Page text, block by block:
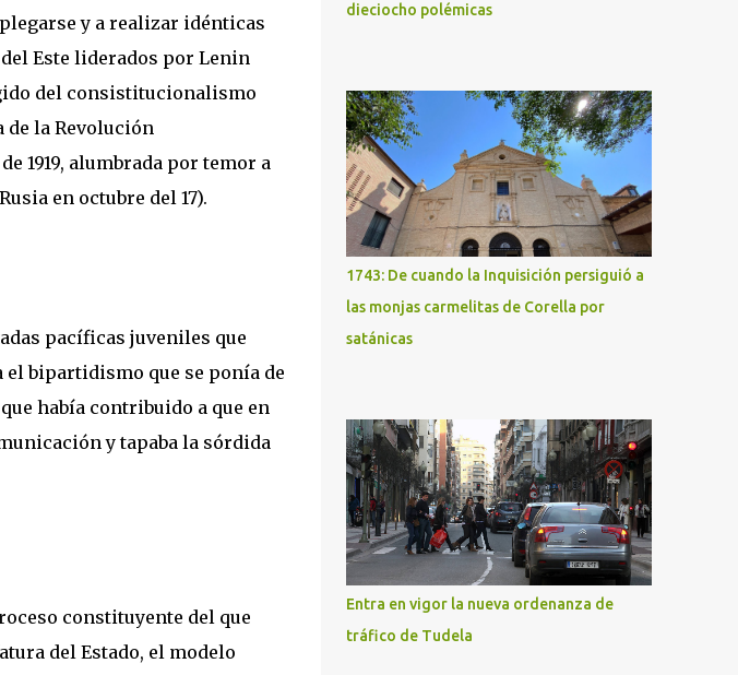
y a realizar idénticas
Este liderados por Lenin
del consistitucionalismo
de la Revolución
1919, alumbrada por temor a
en octubre del 17).
pacíficas juveniles que
el bipartidismo que se ponía de
había contribuido a que en
y tapaba la sórdida
constituyente del que
del Estado, el modelo
dieciocho polémicas
1743: De cuando la Inquisición persiguió a
las monjas carmelitas de Corella por
satánicas
Entra en vigor la nueva ordenanza de
tráfico de Tudela